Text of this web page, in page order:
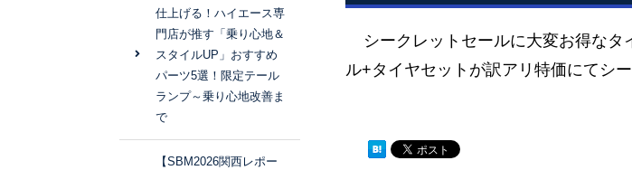
シークレットセールに大変お得な
ル+タイヤセットが訳アリ特価にて
仕上げる！ハイエース専
門店が推す「乗り心地＆
スタイルUP」おすすめ
パーツ5選！限定テール
ランプ～乗り心地改善ま
で
【SBM2026関西レポー